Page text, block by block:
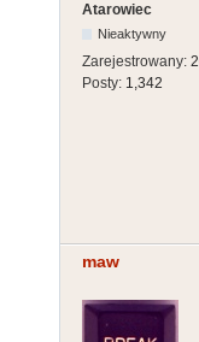
Atarowiec
Nieaktywny
Zarejestrowany:
Posty: 1,342
maw